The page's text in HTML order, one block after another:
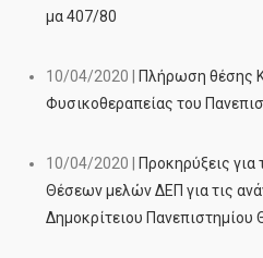
μα 407/80
10/04/2020 | Πλήρωση θέσης
Φυσικοθεραπείας του
10/04/2020 | Προκηρύξεις
Θέσεων μελών ΔΕΠ για τις
Δημοκρίτειου Πανεπιστημίου